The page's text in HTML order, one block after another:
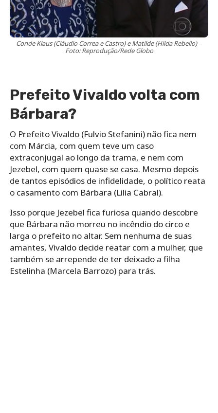
Conde Klaus (Cláudio Correa e Castro) e Matilde (Hilda Rebello) –
Foto: Reprodução/Rede Globo
Prefeito Vivaldo volta com
Bárbara?
O Prefeito Vivaldo (Fulvio Stefanini) não fica nem
com Márcia, com quem teve um caso
extraconjugal ao longo da trama, e nem com
Jezebel, com quem quase se casa. Mesmo depois
de tantos episódios de infidelidade, o político reata
o casamento com Bárbara (Lilia Cabral).
Isso porque Jezebel fica furiosa quando descobre
que Bárbara não morreu no incêndio do circo e
larga o prefeito no altar. Sem nenhuma de suas
amantes, Vivaldo decide reatar com a mulher, que
também se arrepende de ter deixado a filha
Estelinha (Marcela Barrozo) para trás.